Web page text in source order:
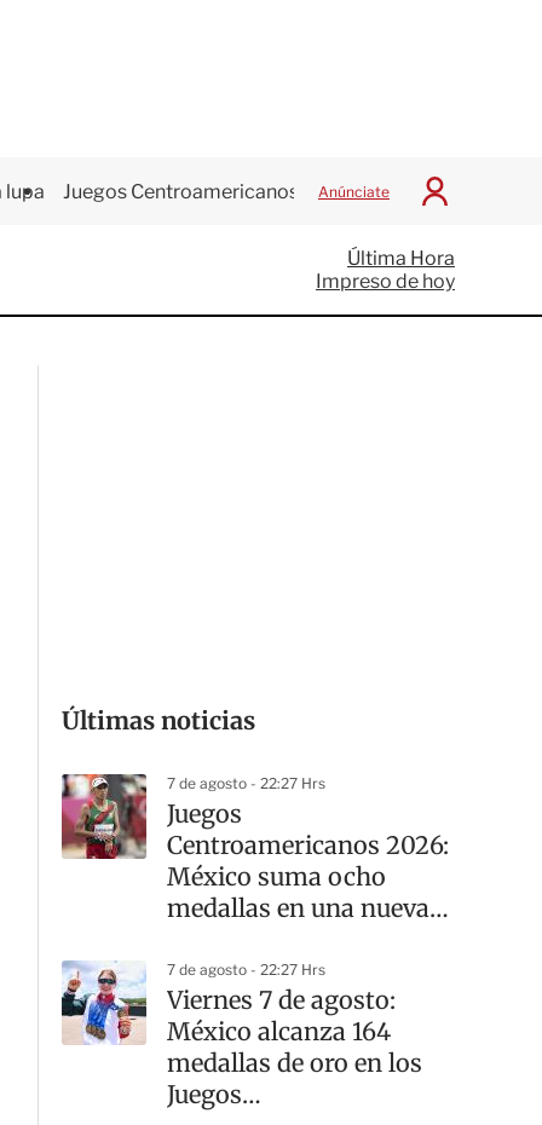
lupa Juegos Centroamericanos Anúnciate
I
c
i
a
Última Hora
Impreso de hoy
Últimas noticias
7 de agosto - 22:27 Hrs
Juegos
Centroamericanos 2026:
México suma ocho
medallas en una nueva
7 de agosto - 22:27 Hrs
Viernes 7 de agosto:
México alcanza 164
medallas de oro en los
Juegos